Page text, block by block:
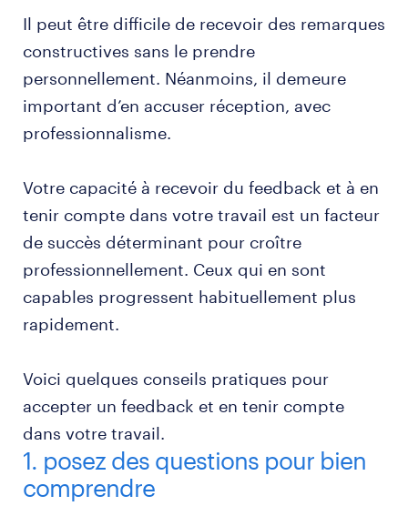
Il peut être difficile de recevoir des remarques
constructives sans le prendre
personnellement. Néanmoins, il demeure
important d’en accuser réception, avec
professionnalisme.
Votre capacité à recevoir du feedback et à en
tenir compte dans votre travail est un facteur
de succès déterminant pour croître
professionnellement. Ceux qui en sont
capables progressent habituellement plus
rapidement.
Voici quelques conseils pratiques pour
accepter un feedback et en tenir compte
dans votre travail.
1. posez des questions pour bien
comprendre